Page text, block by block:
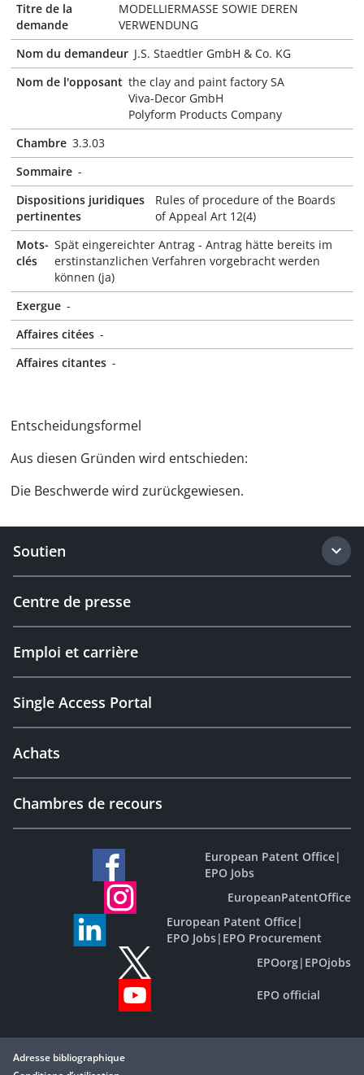
Titre de la
demande
MODELLIERMASSE SOWIE DEREN
VERWENDUNG
Nom du demandeur J.S. Staedtler GmbH & Co. KG
Nom de l'opposant the clay and paint factory SA
Viva-Decor GmbH
Polyform Products Company
Chambre 3.3.03
Sommaire -
Dispositions juridiques
pertinentes
Rules of procedure of the Boards
of Appeal Art 12(4)
Mots-
clés
Spät eingereichter Antrag - Antrag hätte bereits im
erstinstanzlichen Verfahren vorgebracht werden
können (ja)
Exergue -
Affaires citées -
Affaires citantes -
Entscheidungsformel
Aus diesen Gründen wird entschieden:
Die Beschwerde wird zurückgewiesen.
Soutien
Centre de presse
Emploi et carrière
Single Access Portal
Achats
Chambres de recours
European Patent Office|
EPO Jobs
EuropeanPatentOffice
European Patent Office|
EPO Jobs| EPO Procurement
EPOorg| EPOjobs
EPO official
Adresse bibliographique